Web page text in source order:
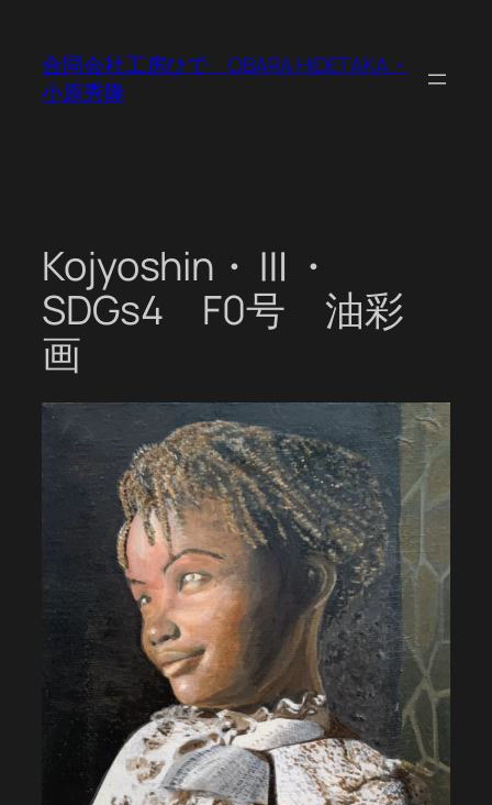
合同会社工房ひで OBARA HIDETAKA・
小原秀隆
Kojyoshin・Ⅲ・
SDGs4 F0号 油彩
画